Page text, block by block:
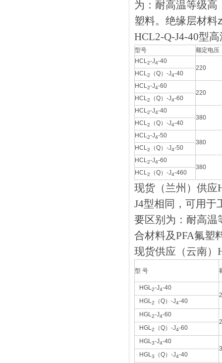
为：耐高温等级
塑料。绝缘层材
HCL2-Q-J4-40型
型号
额定电压
HCL 2-J4-40
220
HCL 2 （Q）-J4-40
HCL 2-J4-60
220
HCL 2 （Q）-J4-60
HCL 2-J4-40
380
HCL 2 （Q）-J4-40
HCL 2-J4-50
380
HCL 2 （Q）-J4-50
HCL 2-J4-60
380
HCL 2 （Q）-J4-460
现货（兰州）供应
J4型相同，可用
要区别为：耐
合材料及PFA氟塑料
现货供应（云南）
型 号
HGL 2-J4-40
HGL 2 （Q）-J4-40
HGL 2-J4-60
HGL 2 （Q）-J4-60
HGL 3-J4-40
HGL 3 （Q）-J4-40